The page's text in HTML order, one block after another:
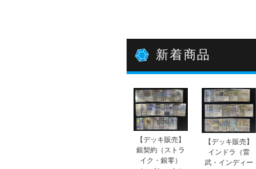
新着商品
【デッキ販売】
銀契約（ストラ
イク・銀零）
【デッキ販売】
インドラ（雷
武・インディー